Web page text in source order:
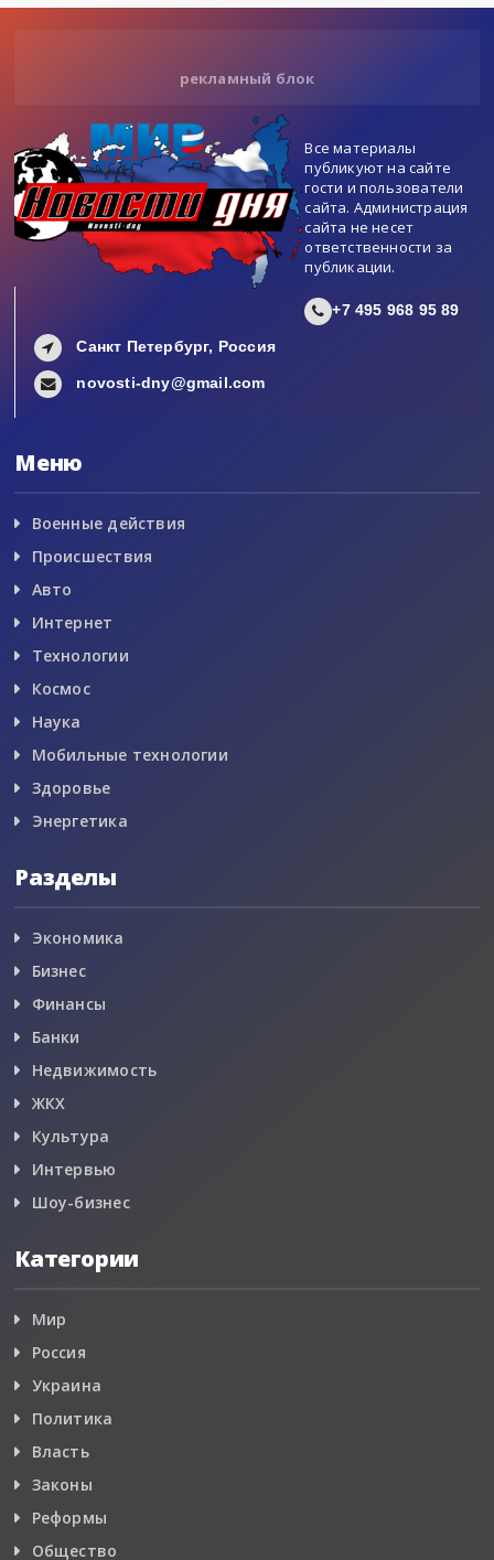
рекламный блок
Все материалы
публикуют на сайте
гости и пользователи
сайта. Администрация
сайта не несет
ответственности за
публикации.
+7 495 968 95 89
Санкт Петербург, Россия
novosti-dny@gmail.com
Меню
Военные действия
Происшествия
Авто
Интернет
Технологии
Космос
Наука
Мобильные технологии
Здоровье
Энергетика
Разделы
Экономика
Бизнес
Финансы
Банки
Недвижимость
ЖКХ
Культура
Интервью
Шоу-бизнес
Категории
Мир
Россия
Украина
Политика
Власть
Законы
Реформы
Общество